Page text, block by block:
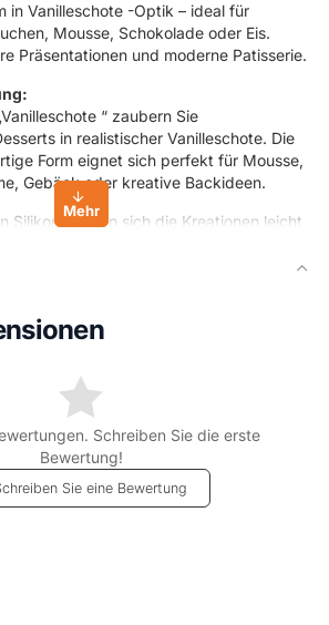
in Vanilleschote -Optik – ideal für
Mousse, Schokolade oder Eis.
Präsentationen und moderne Patisserie.
“ zaubern Sie
in realistischer Vanilleschote. Die
Form eignet sich perfekt für Mousse,
Gebäck oder kreative Backideen.
Silikons lassen sich die Kreationen leicht
und langlebig
Pralinen, Kuchen & Eis
Schreiben Sie die erste
Bewertung!
Sie eine Bewertung